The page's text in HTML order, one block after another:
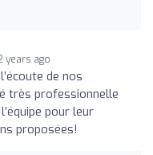
years ago
de nos
très professionnelle
pour leur
proposées!